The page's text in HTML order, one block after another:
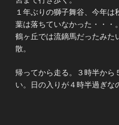
１年ぶりの獅子舞谷、今年
葉は落ちていなかった・・・
鶴ヶ丘では流鏑馬だったみた
散。
帰ってから走る。３時半から
い。日の入りが４時半過ぎな